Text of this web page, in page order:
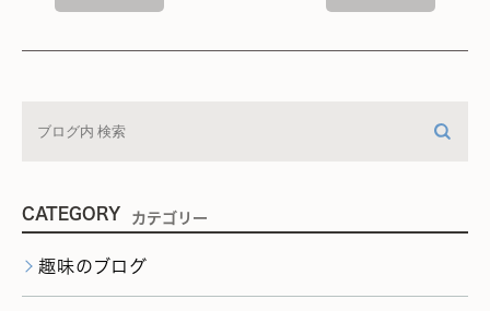
CATEGORY カテゴリー
趣味のブログ